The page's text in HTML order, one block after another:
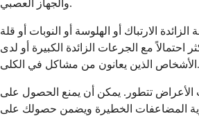
والجهاز العصبي.
الارتباك أو الهلوسة أو النوبات أو قلة
احتمالاً مع الجرعات الزائدة الكبيرة أو لدى
الأشخاص الذين يعانون من مشاكل في الكلى.
الأعراض تتطور. يمكن أن يمنع الحصول على
المضاعفات الخطيرة ويضمن حصولك على